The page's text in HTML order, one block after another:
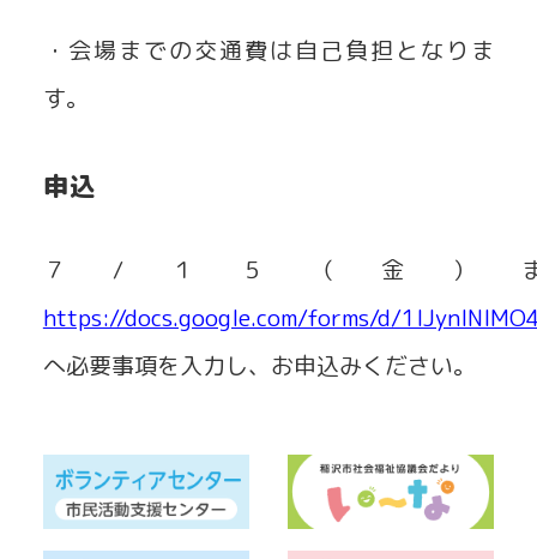
・会場までの交通費は自己負担となりま
す。
申込
７/１５（金）ま
https://docs.google.com/forms/d/
へ必要事項を入力し、お申込みください。